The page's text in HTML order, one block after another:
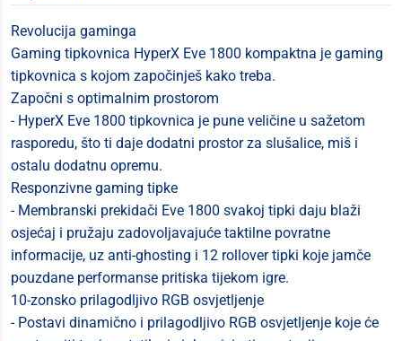
Revolucija gaminga
Gaming tipkovnica HyperX Eve 1800 kompaktna je gaming
tipkovnica s kojom započinješ kako treba.
Započni s optimalnim prostorom
- HyperX Eve 1800 tipkovnica je pune veličine u sažetom
rasporedu, što ti daje dodatni prostor za slušalice, miš i
ostalu dodatnu opremu.
Responzivne gaming tipke
- Membranski prekidači Eve 1800 svakoj tipki daju blaži
osjećaj i pružaju zadovoljavajuće taktilne povratne
informacije, uz anti-ghosting i 12 rollover tipki koje jamče
pouzdane performanse pritiska tijekom igre.
10-zonsko prilagodljivo RGB osvjetljenje
- Postavi dinamično i prilagodljivo RGB osvjetljenje koje će